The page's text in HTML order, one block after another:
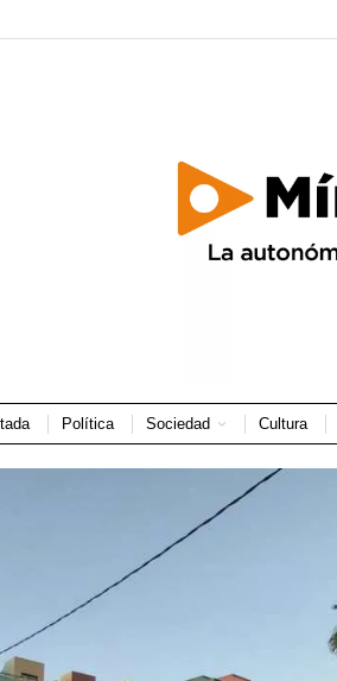
Política Sociedad Cultura